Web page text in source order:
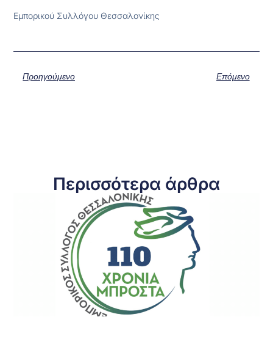
Εμπορικού Συλλόγου Θεσσαλονίκης
Προηγούμενο Επόμενο
Περισσότερα άρθρα